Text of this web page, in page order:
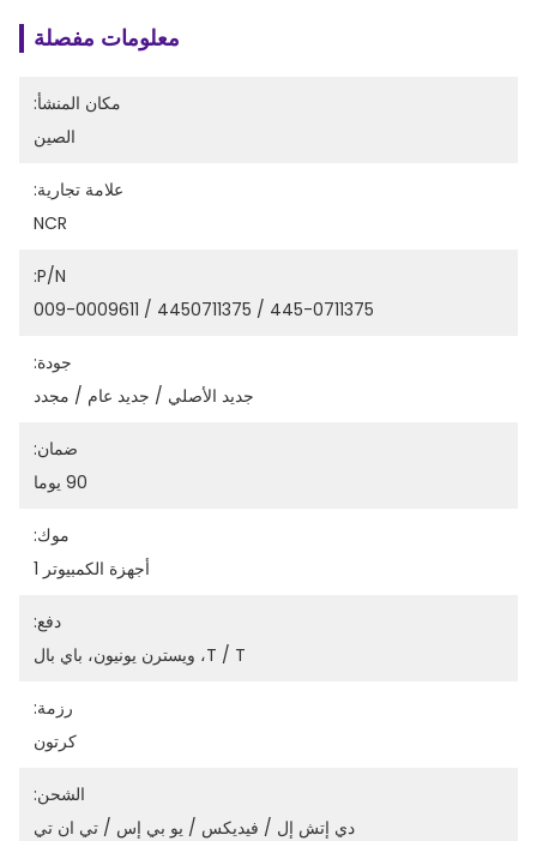
معلومات مفصلة
مكان المنشأ:
الصين
علامة تجارية:
NCR
P/N:
445-0711375 / 4450711375 / 009-0009611
جودة:
جديد الأصلي / جديد عام / مجدد
ضمان:
90 يوما
موك:
أجهزة الكمبيوتر 1
دفع:
T / T، ويسترن يونيون، باي بال
رزمة:
كرتون
الشحن:
دي إتش إل / فيديكس / يو بي إس / تي ان تي